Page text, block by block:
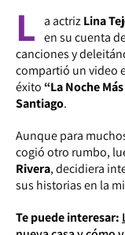
L a actrizLina
en su cuenta
canciones y
compartió un video
éxito“La Noche
Santiago.
Aunque para
cogió otro rumbo,
Rivera, decidiera
sus historias en la
Te puede interesar: